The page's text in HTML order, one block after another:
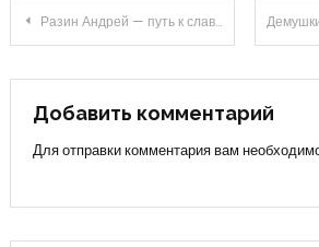
Навигация
по
записям
Разин Андрей — путь к славе — биография и личная жизнь известного спортсмена
Добавить комментарий
Для отправки комментария вам